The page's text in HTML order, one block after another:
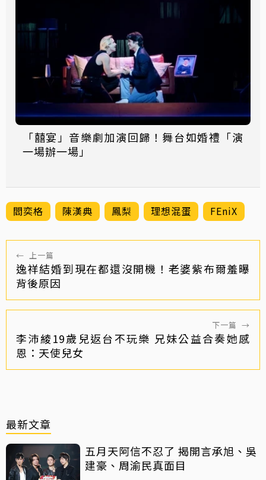
「囍宴」音樂劇加演回歸！舞台如婚禮「演
一場辦一場」
閻奕格 陳漢典 鳳梨 理想混蛋 FEniX
← 上一篇
逸祥結婚到現在都還沒開機！老婆紫布爾羞曝
背後原因
下一篇 →
李沛綾19歲兒返台不玩樂 兄妹公益合奏她感
恩：天使兒女
最新文章
五月天阿信不忍了 揭開言承旭、吳
建豪、周渝民真面目